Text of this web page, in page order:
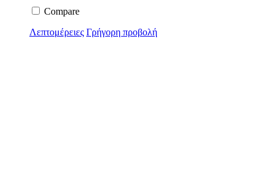
Compare
Λεπτομέρειες Γρήγορη προβολή